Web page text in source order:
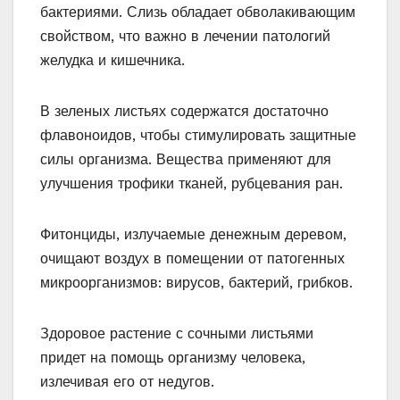
бактериями. Слизь обладает обволакивающим
свойством, что важно в лечении патологий
желудка и кишечника.
В зеленых листьях содержатся достаточно
флавоноидов, чтобы стимулировать защитные
силы организма. Вещества применяют для
улучшения трофики тканей, рубцевания ран.
Фитонциды, излучаемые денежным деревом,
очищают воздух в помещении от патогенных
микроорганизмов: вирусов, бактерий, грибков.
Здоровое растение с сочными листьями
придет на помощь организму человека,
излечивая его от недугов.